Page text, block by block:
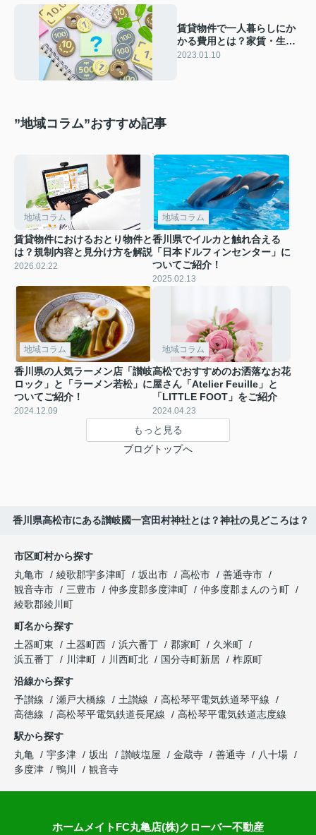
賃貸物件で一人暮らしにか
かる費用とは？家賃・生活
費・貯金についてご紹介
2023.01.10
”地域コラム”おすすめ記事
地域コラム
賃貸物件におけるおとり物件と
は？規制内容と見分け方を解説
2026.02.22
地域コラム
香川県でイルカと触れ合える
「日本ドルフィンセンター」に
ついてご紹介！
2025.02.13
地域コラム
香川県の人気ラーメン店「讃岐
ロック」と「ラーメン若松」に
ついてご紹介！
2024.12.09
地域コラム
高松でおすすめのお洒落なお花
屋さん「Atelier Feuille」と
「LITTLE FOOT」をご紹介
2024.04.23
もっと見る
ブログトップへ
香川県高松市にある讃岐國一宮田村神社とは？神社の見どころは？
市区町村から探す
丸亀市
綾歌郡宇多津町 坂出市 高松市
善通寺市
観音寺市
三豊市 仲多度郡多度津町
仲多度郡まんのう町
綾歌郡綾川町
町名から探す
土器町東
土器町西 浜六番丁 郡家町
久米町
浜五番丁
川津町 川西町北 国分寺町新居
柞原町
沿線から探す
予讃線
瀬戸大橋線 土讃線
高松琴平電気鉄道琴平線
高徳線
高松琴平電気鉄道長尾線
高松琴平電気鉄道志度線
駅から探す
丸亀
宇多津 坂出 讃岐塩屋 金蔵寺 善通寺
八十場
多度津
鴨川 観音寺
ホームメイトFC丸亀店(株)クローバー不動産